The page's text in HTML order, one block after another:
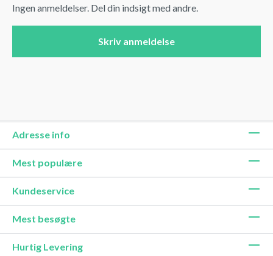
Ingen anmeldelser. Del din indsigt med andre.
Skriv anmeldelse
Adresse info
Mest populære
Kundeservice
Mest besøgte
Hurtig Levering